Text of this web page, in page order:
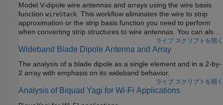
Model V-dipole wire antennas and arrays using the wire basis
function wireStack . This workflow eliminates the wire to strip
approximation or the strip basis function you need to perform
when converting strip structures to wire antennas. You can also
use this workflow to model all the antenna elements from the
dipole and loop antenna catalog families.
ライブ スクリプトを開く
Wideband Blade Dipole Antenna and Array
The analysis of a blade dipole as a single element and in a 2-by-
2 array with emphasis on its wideband behavior.
ライブ スクリプトを開く
Analysis of Biquad Yagi for Wi-Fi Applications